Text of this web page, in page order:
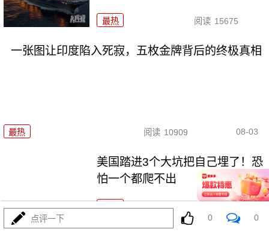
最热 阅读 15675
一张图让印度陷入死寂，五枚金牌背后的终极真相
最热 阅读 10909 08-03
美国踏进3个大坑把自己埋了！恐
怕一个都爬不出
最热
点评一下 0 0